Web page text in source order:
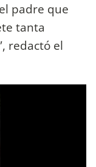
padre que
tanta
redactó el